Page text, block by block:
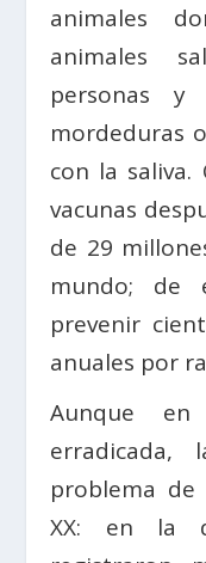
animales
animales
personas
mordeduras
con la saliva.
vacunas
de 29
mundo; de
prevenir
anuales por
Aunque en
problema
XX: en la